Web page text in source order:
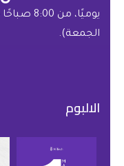
الجمعة).
الالبوم